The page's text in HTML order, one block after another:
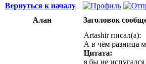
Вернуться к началу
Aлан
Заголовок
Artashir писал(а):
А в чём разница
Цитата:
я бы не